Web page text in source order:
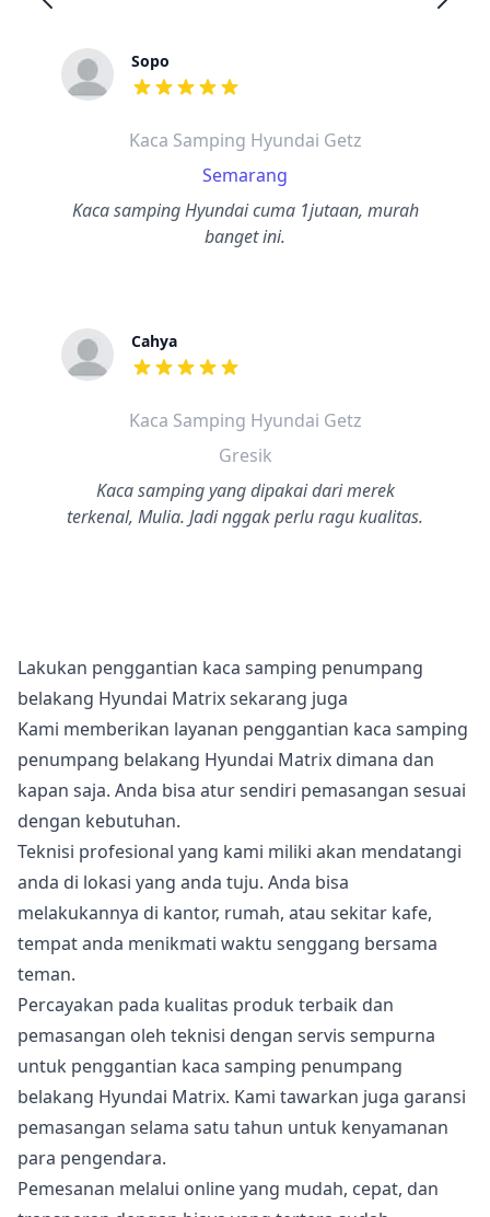
Sopo
dari ulasan adalah bintang lima
Kaca Samping Hyundai Getz
Semarang
Kaca samping Hyundai cuma 1jutaan, murah
banget ini.
Cahya
dari ulasan adalah bintang lima
Kaca Samping Hyundai Getz
Gresik
Kaca samping yang dipakai dari merek
terkenal, Mulia. Jadi nggak perlu ragu kualitas.
Lakukan penggantian kaca samping penumpang
belakang Hyundai Matrix sekarang juga
Kami memberikan layanan penggantian kaca samping
penumpang belakang Hyundai Matrix dimana dan
kapan saja. Anda bisa atur sendiri pemasangan sesuai
dengan kebutuhan.
Teknisi profesional yang kami miliki akan mendatangi
anda di lokasi yang anda tuju. Anda bisa
melakukannya di kantor, rumah, atau sekitar kafe,
tempat anda menikmati waktu senggang bersama
teman.
Percayakan pada kualitas produk terbaik dan
pemasangan oleh teknisi dengan servis sempurna
untuk penggantian kaca samping penumpang
belakang Hyundai Matrix. Kami tawarkan juga garansi
pemasangan selama satu tahun untuk kenyamanan
para pengendara.
Pemesanan melalui online yang mudah, cepat, dan